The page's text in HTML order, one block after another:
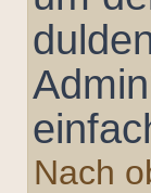
Nach